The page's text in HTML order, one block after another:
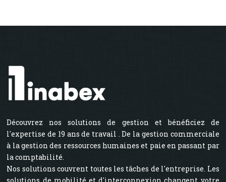
Découvrez nos solutions de gestion et bénéficiez de
l'expertise de 19 ans de travail . De la gestion commerciale
à la gestion des ressources humaines et paie en passant par
la comptabilité.
Nos solutions couvrent toutes les tâches de l'entreprise. Les